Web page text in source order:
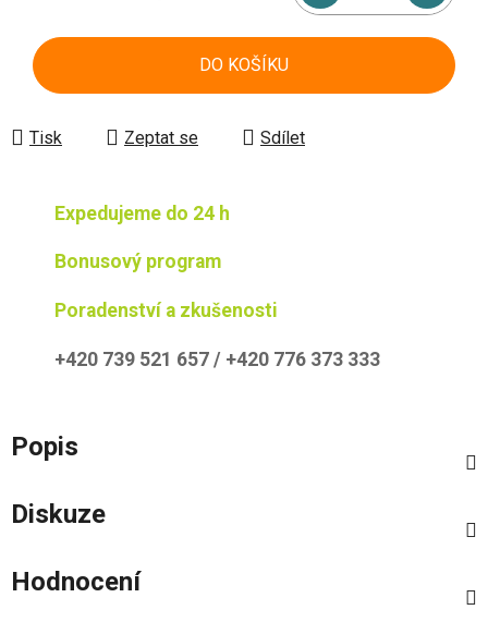
DO KOŠÍKU
Tisk Zeptat se Sdílet
Expedujeme do 24 h
Bonusový program
Poradenství a zkušenosti
+420 739 521 657 / +420 776 373 333
Popis
Diskuze
Hodnocení